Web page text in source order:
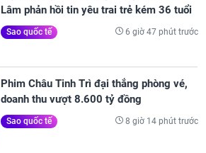
Lâm phản hồi tin yêu trai trẻ kém 36 tuổi
Sao quốc tế 6 giờ 47 phút trước
Phim Châu Tinh Trì đại thắng phòng vé,
doanh thu vượt 8.600 tỷ đồng
Sao quốc tế 8 giờ 14 phút trước